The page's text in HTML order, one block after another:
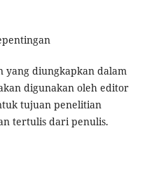
yang diungkapkan dalam
digunakan oleh editor
tujuan penelitian
tertulis dari penulis.